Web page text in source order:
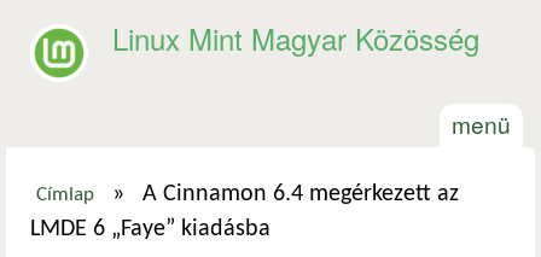
Linux Mint Magyar Közösség
menü
Jelenlegi hely
Címlap »
A Cinnamon 6.4 megérkezett az
LMDE 6 „Faye” kiadásba